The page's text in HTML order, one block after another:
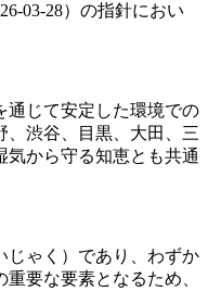
03-28）の指針におい
通じて安定した環境での
、渋谷、目黒、大田、三
気から守る知恵とも共通
じゃく）であり、わずか
要な要素となるため、